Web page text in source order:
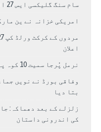
سام سنگ گلیکسی ایس 27 الٹرا سے ایک کیمرا ہٹا دے گا.
امریکی خزانہ نے ین
اعلان
نرمل پُرجا سمیت 10 کوہ پیما براڈ پیک پر لاپتہ
وفاقی بورڈ نے نویں
بتا دیا
زلزلے کے بعد دھماکہ:
کی اندرونی داستان